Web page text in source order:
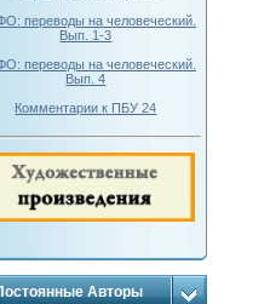
переводы на человеческий.
Вып. 1-3
переводы на человеческий.
Вып. 4
Комментарии к ПБУ 24
Авторы